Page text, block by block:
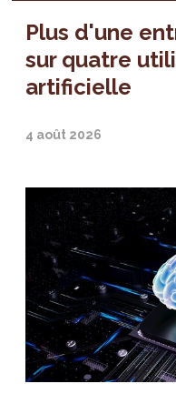
Plus d'une
sur quatre
artificielle
4 août 2026